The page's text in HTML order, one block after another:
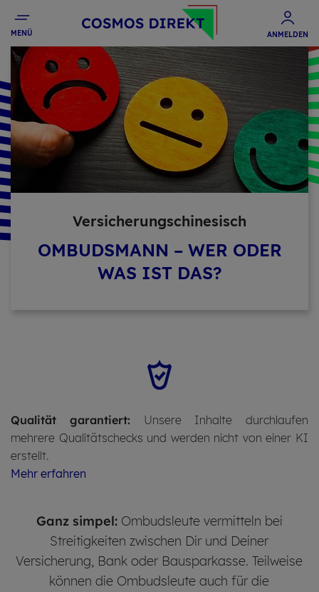
MENÜ ANMELDEN
Ver­si­che­rungschi­ne­sisch
OMBUDSMANN – WER ODER
WAS IST DAS?
Qualität garantiert: Unsere Inhalte durchlaufen
mehrere Qualitätschecks und werden nicht von einer KI
erstellt.
Mehr erfahren
Ganz simpel: Ombudsleute vermitteln bei
Streitigkeiten zwischen Dir und Deiner
Versicherung, Bank oder Bausparkasse. Teilweise
können die Ombudsleute auch für die